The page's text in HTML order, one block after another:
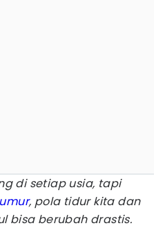
di setiap usia, tapi
umur, pola tidur kita dan
bisa berubah drastis.